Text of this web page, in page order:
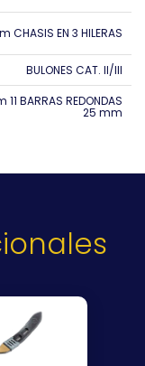
CHASIS EN 3 HILERAS
BULONES CAT. II/III
BARRAS REDONDAS
25 mm